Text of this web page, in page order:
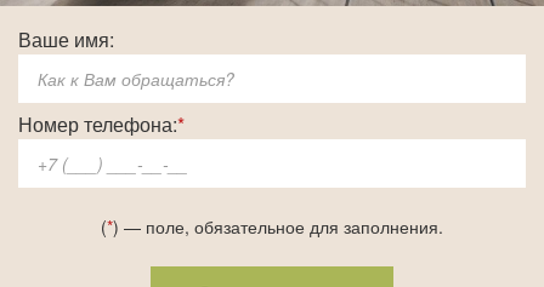
Ваше имя:
Номер телефона:*
(*) — поле, обязательное для заполнения.